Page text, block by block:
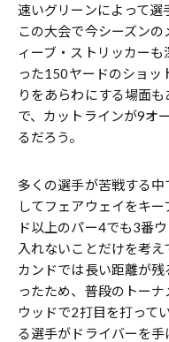
速いグリーンによって選
この大会で今シーズン
ィーブ・ストリッカー
った150ヤードのショッ
りをあらわにする場面
で、カットラインが9オ
るだろう。
多くの選手が苦戦する
してフェアウェイをキ
ド以上のパー4でも3番
入れないことだけを考
カンドでは長い距離が
ったため、普段のトー
ウッドで2打目を打って
る選手がドライバーを